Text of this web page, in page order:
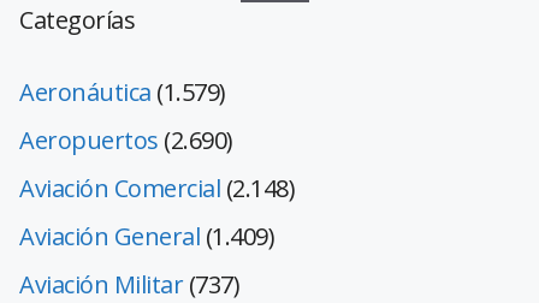
Categorías
Aeronáutica (1.579)
Aeropuertos (2.690)
Aviación Comercial (2.148)
Aviación General (1.409)
Aviación Militar(737)